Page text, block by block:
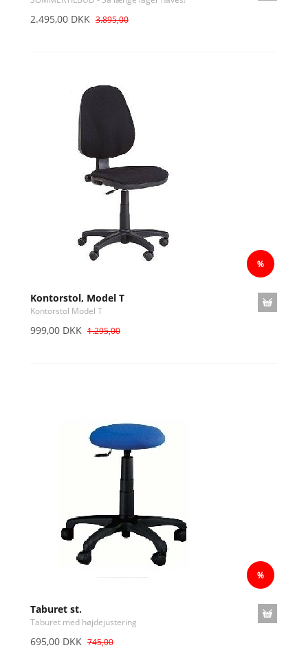
2.495,00 DKK 3.895,00
Kontorstol, Model T
Kontorstol Model T
999,00 DKK 1.295,00
Taburet st.
Taburet med højdejustering
695,00 DKK 745,00